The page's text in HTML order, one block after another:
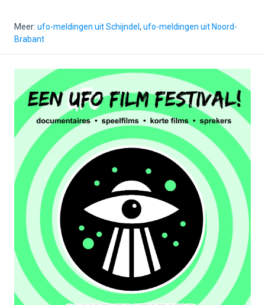
Meer: ufo-meldingen uit Schijndel , ufo-meldingen uit Noord-
Brabant